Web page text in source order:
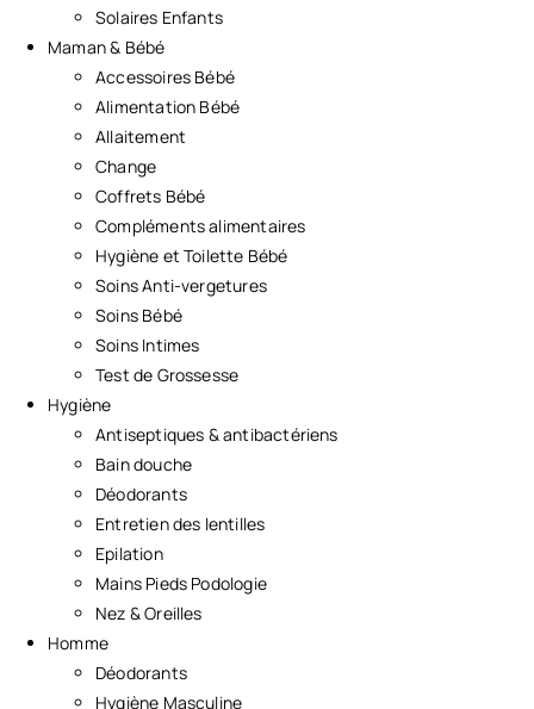
Solaires Enfants
Maman & Bébé
Accessoires Bébé
Alimentation Bébé
Allaitement
Change
Coffrets Bébé
Compléments alimentaires
Hygiène et Toilette Bébé
Soins Anti-vergetures
Soins Bébé
Soins Intimes
Test de Grossesse
Hygiène
Antiseptiques & antibactériens
Bain douche
Déodorants
Entretien des lentilles
Epilation
Mains Pieds Podologie
Nez & Oreilles
Homme
Déodorants
Hygiène Masculine